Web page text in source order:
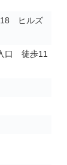
18 ヒルズ
口 徒歩11